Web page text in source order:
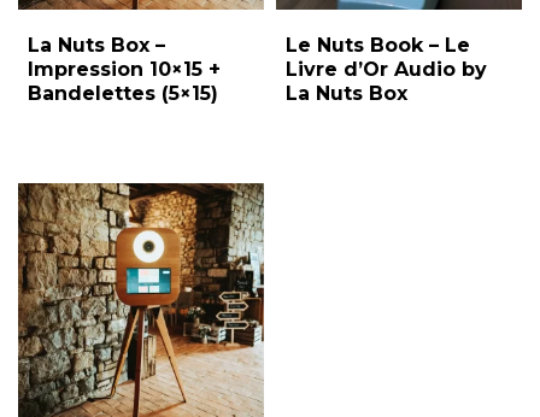
La Nuts Box –
Impression 10×15 +
Bandelettes (5×15)
Le Nuts Book – Le
Livre d’Or Audio by
La Nuts Box